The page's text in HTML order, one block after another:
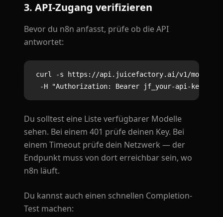
3. API-Zugang verifizieren
Bevor du n8n anfasst, prüfe ob die API
antwortet:
curl -s https://api.juicefactory.ai/v1/models \
Du solltest eine Liste verfügbarer Modelle
sehen. Bei einem 401 prüfe deinen Key. Bei
einem Timeout prüfe dein Netzwerk — der
Endpunkt muss von dort erreichbar sein, wo
n8n läuft.
Du kannst auch einen schnellen Completion-
Test machen: